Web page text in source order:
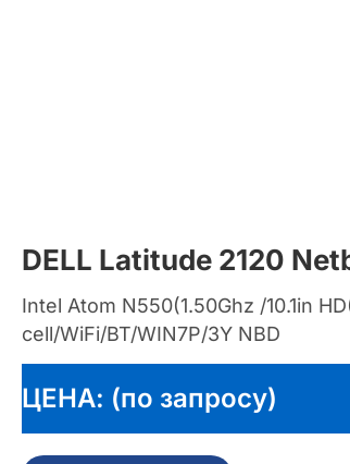
DELL Latitude 2120
Intel Atom N550(1.50Ghz /10.1in
cell/WiFi/BT/WIN7P/3Y NBD
ЦЕНА: (по запросу)